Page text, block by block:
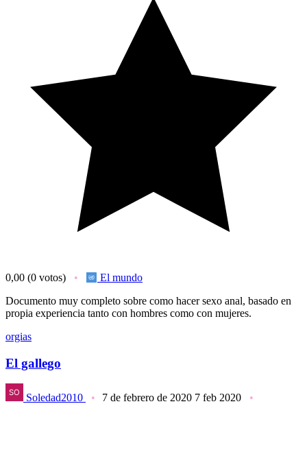
0,00 (0 votos)
El mundo
Documento muy completo sobre como hacer sexo anal, basado en
propia experiencia tanto con hombres como con mujeres.
orgias
El gallego
Soledad2010 7 de febrero de 2020 7 feb 2020